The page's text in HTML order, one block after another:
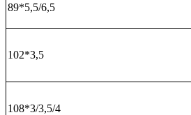
89*5,5/6,5
102*3,5
108*3/3,5/4